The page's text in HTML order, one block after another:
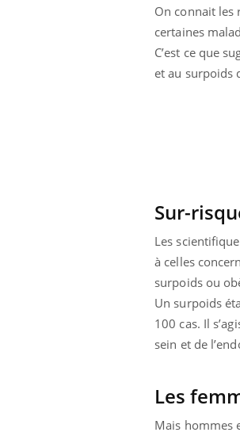
On connait les
certaines
C’est ce que
et au surpoids
Sur-
Les
à celles
surpoids ou
Un surpoids
100 cas. Il
sein et de
Les
Mais hommes